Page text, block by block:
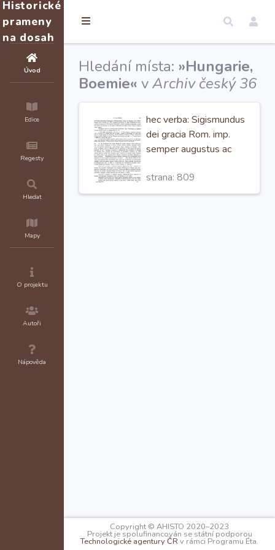
Historické
prameny
na dosah
Úvod
Edice
Regesty
Hledat
Mapy
O projektu
Autoři
Nápověda
Hledání místa: »Hungarie,
Boemie« vArchiv český 36
hec verba: Sigismundus
dei gracia Rom. imp.
semper augustus ac
rex. Nobilibus et
famosis, iudici,
strana: 809
Copyright © AHISTO 2020–2023
Projekt je spolufinancován se státní podporou
Technologické agentury ČR v rámci Programu Éta.